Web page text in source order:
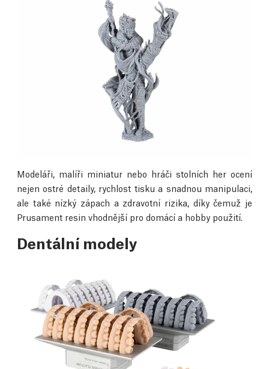
Modeláři, malíři miniatur nebo hráči stolních her ocení
nejen ostré detaily, rychlost tisku a snadnou manipulaci,
ale také nízký zápach a zdravotní rizika, díky čemuž je
Prusament resin vhodnější pro domácí a hobby použití.
Dentální modely